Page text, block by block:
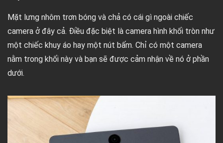
Mặt lưng nhôm trơn bóng và chả có cái gì ngoài chiếc
camera ở đây cả. Điều đặc biệt là camera hình khối tròn như
một chiếc khuy áo hay một nút bấm. Chỉ có một camera
nằm trong khối này và bạn sẽ được cảm nhận về nó ở phần
dưới.